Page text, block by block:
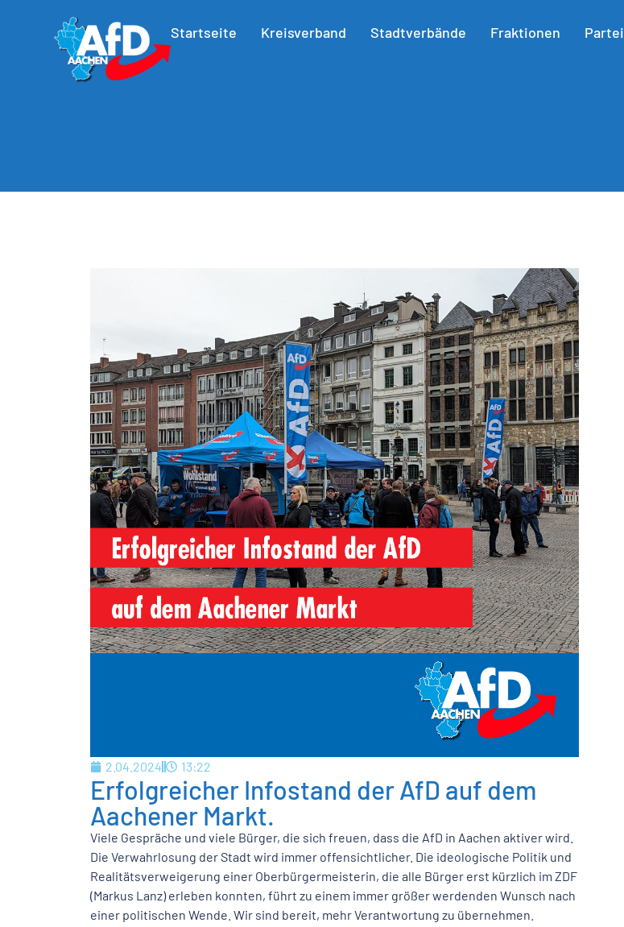
Startseite Kreisverband Stadtverbände Fraktionen Partei
2.04.2024 13:22
Erfolgreicher Infostand der AfD auf dem
Aachener Markt.
Viele Gespräche und viele Bürger, die sich freuen, dass die AfD in Aachen aktiver wird.
Die Verwahrlosung der Stadt wird immer offensichtlicher. Die ideologische Politik und
Realitätsverweigerung einer Oberbürgermeisterin, die alle Bürger erst kürzlich im ZDF
(Markus Lanz) erleben konnten, führt zu einem immer größer werdenden Wunsch nach
einer politischen Wende. Wir sind bereit, mehr Verantwortung zu übernehmen.